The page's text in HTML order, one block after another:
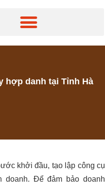
hợp danh tại Tỉnh Hà
khởi đầu, tạo lập công cụ
Để đảm bảo doanh